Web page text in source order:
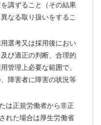
講ずること（その結果
なる取り扱いをするこ
選考又は採用後におい
び適正の判断、合理的
管理上必要な範囲で、
障害者に障害の状況等
は正規労働者から非正
れた場合は厚生労働省